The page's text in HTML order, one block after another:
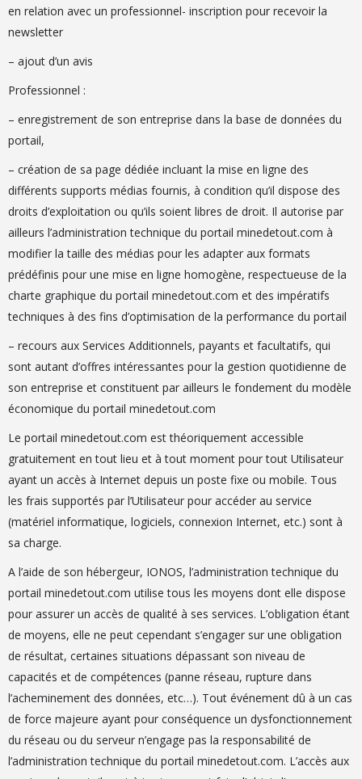
en relation avec un professionnel- inscription pour recevoir la
newsletter
– ajout d’un avis
Professionnel :
– enregistrement de son entreprise dans la base de données du
portail,
– création de sa page dédiée incluant la mise en ligne des
différents supports médias fournis, à condition qu’il dispose des
droits d’exploitation ou qu’ils soient libres de droit. Il autorise par
ailleurs l’administration technique du portail minedetout.com à
modifier la taille des médias pour les adapter aux formats
prédéfinis pour une mise en ligne homogène, respectueuse de la
charte graphique du portail minedetout.com et des impératifs
techniques à des fins d’optimisation de la performance du portail
– recours aux Services Additionnels, payants et facultatifs, qui
sont autant d’offres intéressantes pour la gestion quotidienne de
son entreprise et constituent par ailleurs le fondement du modèle
économique du portail minedetout.com
Le portail minedetout.com est théoriquement accessible
gratuitement en tout lieu et à tout moment pour tout Utilisateur
ayant un accès à Internet depuis un poste fixe ou mobile. Tous
les frais supportés par l’Utilisateur pour accéder au service
(matériel informatique, logiciels, connexion Internet, etc.) sont à
sa charge.
A l’aide de son hébergeur, IONOS, l’administration technique du
portail minedetout.com utilise tous les moyens dont elle dispose
pour assurer un accès de qualité à ses services. L’obligation étant
de moyens, elle ne peut cependant s’engager sur une obligation
de résultat, certaines situations dépassant son niveau de
capacités et de compétences (panne réseau, rupture dans
l’acheminement des données, etc…). Tout événement dû à un cas
de force majeure ayant pour conséquence un dysfonctionnement
du réseau ou du serveur n’engage pas la responsabilité de
l’administration technique du portail minedetout.com. L’accès aux